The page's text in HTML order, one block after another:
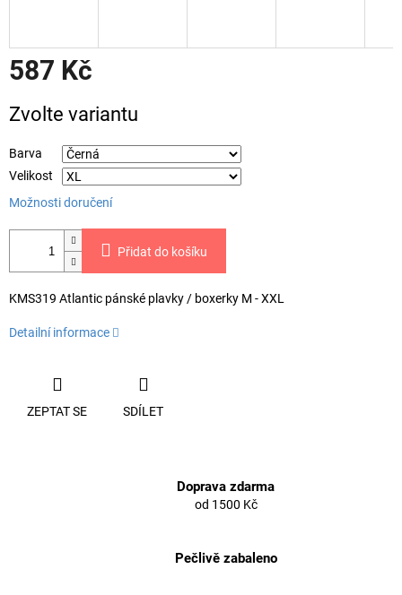
587 Kč
cena:
Zvolte variantu
Barva
Velikost
Možnosti doručení
Přidat do košíku
KMS319 Atlantic pánské plavky / boxerky M - XXL
Detailní informace
ZEPTAT SE SDÍLET
Doprava zdarma
od 1500 Kč
Pečlivě zabaleno